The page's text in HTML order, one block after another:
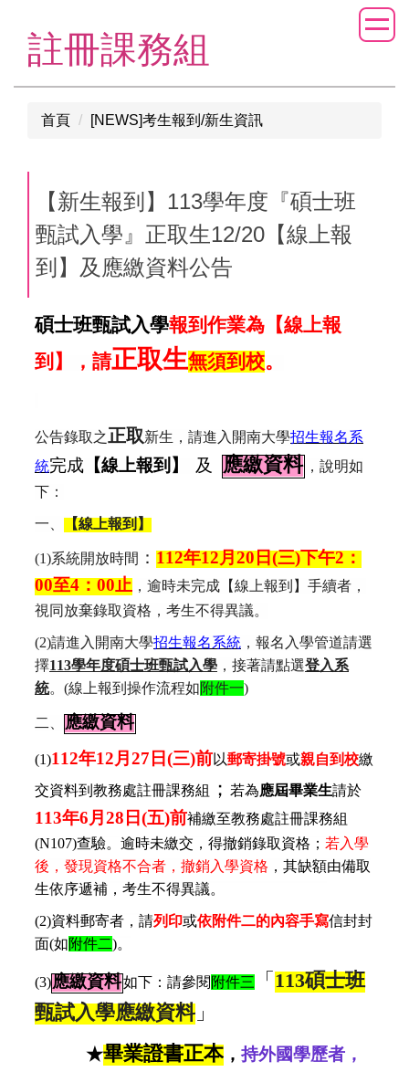
註冊課務組
首頁 [NEWS]考生報到/新生資訊
【新生報到】113學年度『碩士班
甄試入學』正取生12/20【線上報
到】及應繳資料公告
碩士班甄試入學報到作業為【線上報
到】，請正取生無須到校。
公告錄取之正取新生，請進入開南大學招生報名系
統完成 【線上報到】 及 應繳資料 ，說明如
下：
一、 【線上報到】
(1)系統開放時間 ： 112年12月 20 日(三)下午2 ：
00至4 ： 00止 ，逾時未完成【線上報到】手續者，
視同放棄錄取資格，考生不得異議。
(2)請進入開南大學招生報名系統 ，報名入學管道請選
擇113學年度碩士班甄試入學 ，接著請點選登入系
統。 (線上報到操作流程如附件一)
二、 應繳資料
(1)112年12月 27 日(三)前以郵寄掛號或親自到校繳
交資料到教務處註冊課務組
； 若為應屆畢業生請於
113年6月 28 日(五)前補繳至教務處註冊課務組
(N107)查驗。逾時未繳交，得撤銷錄取資格； 若入學
後，發現資格不合者，撤銷入學資格 ，其缺額由備取
生依序遞補，考生不得異議。
(2)資料郵寄者，請列印或依附件二的內容手寫信封封
面(如附件二)。
(3)應繳資料如下：請參閱 附件三「 113碩士班
甄試入學應繳資料 」
★畢業證書正本 ， 持外國學歷者，